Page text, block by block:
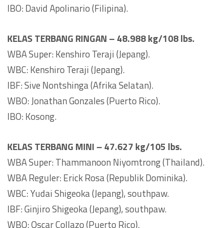
IBO: David Apolinario (Filipina).
KELAS TERBANG RINGAN – 48.988 kg/108 lbs.
WBA Super: Kenshiro Teraji (Jepang).
WBC: Kenshiro Teraji (Jepang).
IBF: Sive Nontshinga (Afrika Selatan).
WBO: Jonathan Gonzales (Puerto Rico).
IBO: Kosong.
KELAS TERBANG MINI – 47.627 kg/105 lbs.
WBA Super: Thammanoon Niyomtrong (Thailand).
WBA Reguler: Erick Rosa (Republik Dominika).
WBC: Yudai Shigeoka (Jepang), southpaw.
IBF: Ginjiro Shigeoka (Jepang), southpaw.
WBO: Oscar Collazo (Puerto Rico).